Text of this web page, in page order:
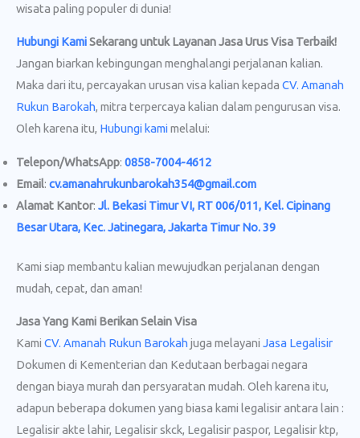
wisata paling populer di dunia!
Hubungi KamiSekarang untuk Layanan Jasa Urus Visa Terbaik!
Jangan biarkan kebingungan menghalangi perjalanan kalian.
Maka dari itu, percayakan urusan visa kalian kepada CV. Amanah
Rukun Barokah, mitra terpercaya kalian dalam pengurusan visa.
Oleh karena itu, Hubungi kamimelalui:
Telepon/WhatsApp: 0858-7004-4612
Email: cv.amanahrukunbarokah354@gmail.com
Alamat Kantor: Jl. Bekasi Timur VI, RT 006/011, Kel. Cipinang
Besar Utara, Kec. Jatinegara, Jakarta Timur No. 39
Kami siap membantu kalian mewujudkan perjalanan dengan
mudah, cepat, dan aman!
Jasa Yang Kami Berikan Selain Visa
Kami CV. Amanah Rukun Barokah juga melayani Jasa Legalisir
Dokumen di Kementerian dan Kedutaan berbagai negara
dengan biaya murah dan persyaratan mudah. Oleh karena itu,
adapun beberapa dokumen yang biasa kami legalisir antara lain :
Legalisir akte lahir, Legalisir skck, Legalisir paspor, Legalisir ktp,